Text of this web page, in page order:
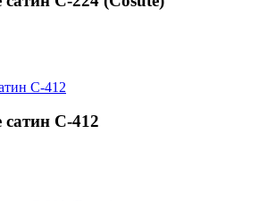
сатин С-412